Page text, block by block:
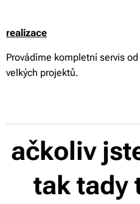
realizace
Provádíme kompletní servis
velkých projektů.
ačkoliv
tak tady